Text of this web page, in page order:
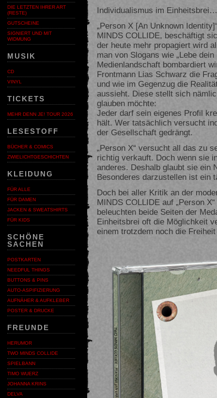
DIE LETZTEN IHRER ART
(RESTE)
GUTSCHEINE
SIGNIERT UND MIT
WIDMUNG
MUSIK
CD
VINYL
TICKETS
MEHR DENN JE! TOUR 2026
LESESTOFF
BÜCHER & COMICS
ZWIELICHTGESCHICHTEN
KLEIDUNG
FÜR ALLE
FÜR DAMEN
JACKEN & SWEATSHIRTS
FÜR KIDS
SCHÖNE
SACHEN
POSTKARTEN
NEEDFUL THINGS
BUTTONS & PINS
AUTO-ASPIFIZIERUNG
AUFNÄHER & AUFKLEBER
POSTER & DRUCKE
FREUNDE
HERUMOR
TWO MINDS COLLIDE
SPIELBANN
TIMO WUERZ
JOHANNA KRINS
DELVA
Individualismus im Einheitsbrei…
„Person X [An Unknown
MINDS COLLIDE, beschäftigt
der heute mehr propagiert wird
man von Slogans wie „Lebe
Medienlandschaft bombardiert
Frontmann Lias Schwarz die
und wie im Gegenzug die
aussieht. Diese stellt sich
glauben möchte:
Jeder darf sein eigenes Profil
hält. Wer tatsächlich versucht
der Gesellschaft gedrängt.
„Person X“ versucht all das zu
richtig verkauft. Doch wenn sie
anderes. Deshalb glaubt sie ein
Besonderes darzustellen ist ein
Doch bei aller Kritik an der
MINDS COLLIDE auf „Person
beleuchten beide Seiten der
Einheitsbrei oft die Möglichkeit
einem trotzdem noch die